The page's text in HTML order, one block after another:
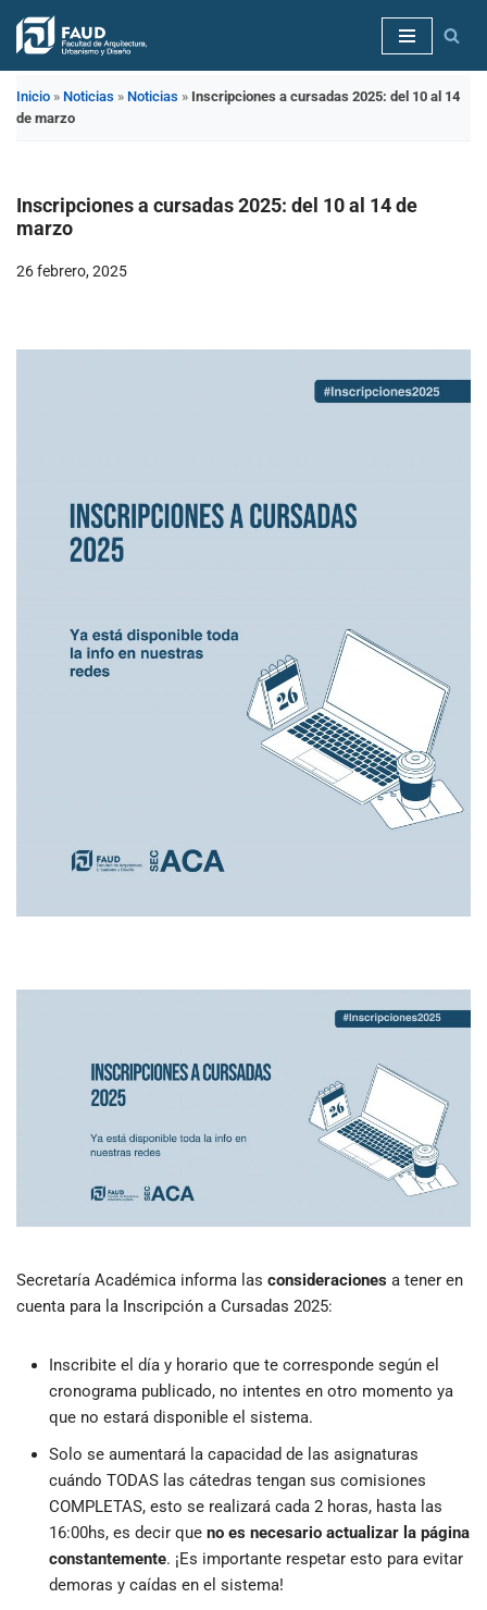
Saltar
contenido
Inicio » Noticias » Noticias » Inscripciones a cursadas 2025: del 10 al 14
de marzo
Inscripciones a cursadas 2025: del 10 al 14 de
marzo
26 febrero, 2025
Secretaría Académica informa las consideraciones a tener en
cuenta para la Inscripción a Cursadas 2025:
Inscribite el día y horario que te corresponde según el
cronograma publicado, no intentes en otro momento ya
que no estará disponible el sistema.
Solo se aumentará la capacidad de las asignaturas
cuándo TODAS las cátedras tengan sus comisiones
COMPLETAS, esto se realizará cada 2 horas, hasta las
16:00hs, es decir que no es necesario actualizar la página
constantemente. ¡Es importante respetar esto para evitar
demoras y caídas en el sistema!